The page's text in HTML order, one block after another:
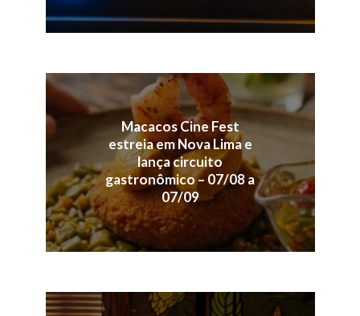
Macacos Cine Fest
estreia em Nova Lima e
lança circuito
gastronômico – 07/08 a
07/09